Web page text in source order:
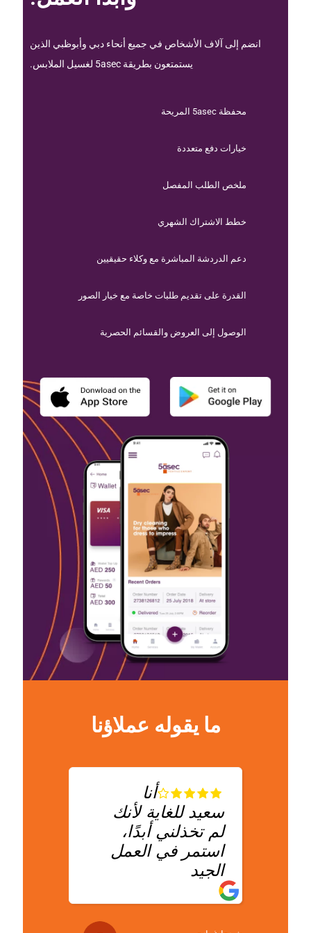
انضم إلى آلاف الأشخاص في جميع أنحاء دبي وأبوظبي الذين
يستمتعون بطريقة 5asec لغسيل الملابس.
محفظة 5asec المريحة
خيارات دفع متعددة
ملخص الطلب المفصل
خطط الاشتراك الشهري
دعم الدردشة المباشرة مع وكلاء حقيقيين
القدرة على تقديم طلبات خاصة مع خيار الصور
الوصول إلى العروض والقسائم الحصرية
ما يقوله عملاؤنا
أنا
سعيد للغاية لأنك
لم تخذلني أبدًا،
استمر في العمل
الجيد